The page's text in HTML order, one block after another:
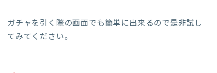
ガチャを引く際の画面でも簡単に出来るので是非試し
てみてください。